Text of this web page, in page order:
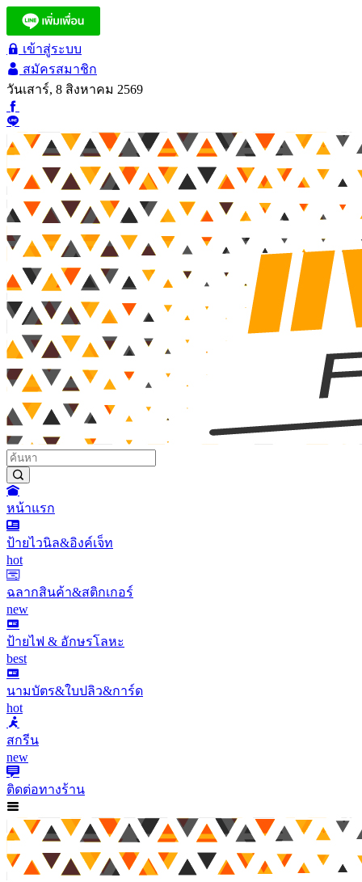
เข้าสู่ระบบ
สมัครสมาชิก
วันเสาร์, 8 สิงหาคม 2569
หน้าแรก
ป้ายไวนิล&อิงค์เจ็ท
hot
ฉลากสินค้า&สติกเกอร์
new
ป้ายไฟ & อักษรโลหะ
best
นามบัตร&ใบปลิว&การ์ด
hot
สกรีน
new
ติดต่อทางร้าน